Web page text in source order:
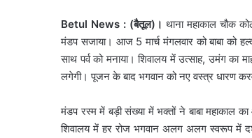
Betul News : (बैतूल)। थाना महाकाल चौक
मंडप सजाया। आज 5 मार्च मंगलवार को बाबा को
साथ पर्व को मनाया। शिवालय में उत्साह, उमंग का
लगेगी। पूजन के बाद भगवान को नए वस्त्र धारण
मंडप रस्म में बड़ी संख्या में भक्तों ने बाबा महाकाल
शिवालय में हर रोज भगवान अलग अलग स्वरूप में